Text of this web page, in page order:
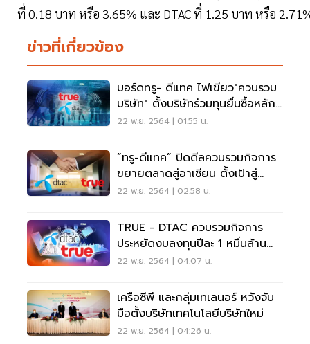
ที่ 0.18 บาท หรือ 3.65% และ DTAC ที่ 1.25 บาท หรือ
ข่าวที่เกี่ยวข้อง
บอร์ดทรู- ดีแทค ไฟเขียว"ควบรวม
บริษัท" ตั้งบริษัทร่วมทุนยื่นซื้อหลัก
ทรัพย์
22 พ.ย. 2564 | 01:55 น.
“ทรู-ดีแทค” ปิดดีลควบรวมกิจการ
ขยายตลาดสู่อาเซียน ตั้งเป้าสู่
Tech Company
22 พ.ย. 2564 | 02:58 น.
TRUE - DTAC ควบรวมกิจการ
ประหยัดงบลงทุนปีละ 1 หมื่นล้าน
บาท
22 พ.ย. 2564 | 04:07 น.
เครือซีพี และกลุ่มเทเลนอร์ หวังจับ
มือตั้งบริษัทเทคโนโลยีบริษัทใหม่
22 พ.ย. 2564 | 04:26 น.